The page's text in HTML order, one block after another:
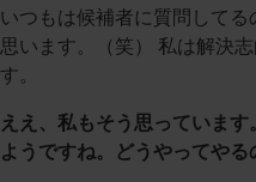
いつもは候補者に質問して
思います。（笑） 私は解決
す。
ええ、私もそう思っていま
ようですね。どうやってやる